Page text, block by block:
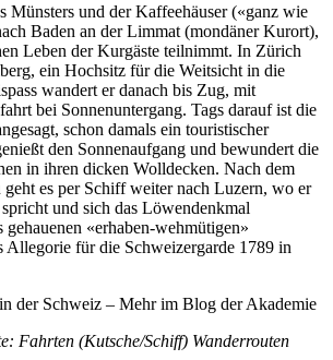
Münsters und der Kaffeehäuser («ganz wie
Baden an der Limmat (mondäner Kurort),
Leben der Kurgäste teilnimmt. In Zürich
ein Hochsitz für die Weitsicht in die
wandert er danach bis Zug, mit
bei Sonnenuntergang. Tags darauf ist die
schon damals ein touristischer
den Sonnenaufgang und bewundert die
in ihren dicken Wolldecken. Nach dem
es per Schiff weiter nach Luzern, wo er
und sich das Löwendenkmal
«erhaben-wehmütigen»
Allegorie für die Schweizergarde 1789 in
Fahrten (Kutsche/Schiff) Wanderrouten